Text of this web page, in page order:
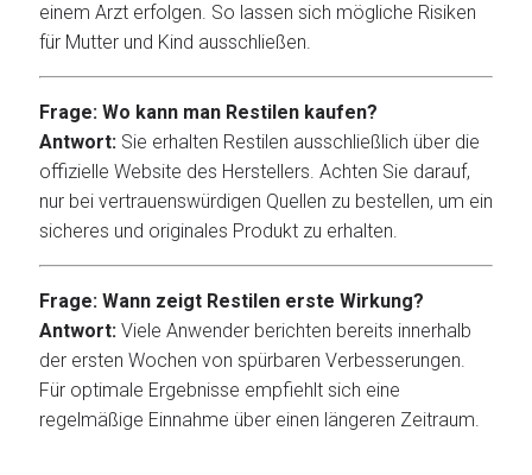
einem Arzt erfolgen. So lassen sich mögliche Risiken
für Mutter und Kind ausschließen.
Frage: Wo kann man Restilen kaufen?
Antwort: Sie erhalten Restilen ausschließlich über die
offizielle Website des Herstellers. Achten Sie darauf,
nur bei vertrauenswürdigen Quellen zu bestellen, um ein
sicheres und originales Produkt zu erhalten.
Frage: Wann zeigt Restilen erste Wirkung?
Antwort: Viele Anwender berichten bereits innerhalb
der ersten Wochen von spürbaren Verbesserungen.
Für optimale Ergebnisse empfiehlt sich eine
regelmäßige Einnahme über einen längeren Zeitraum.